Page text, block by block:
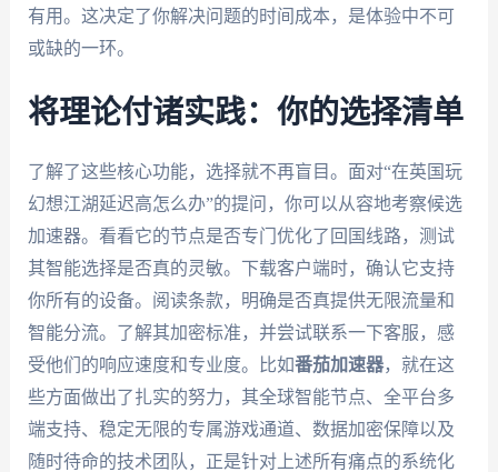
有用。这决定了你解决问题的时间成本，是体验中不可
或缺的一环。
将理论付诸实践：你的选择清单
了解了这些核心功能，选择就不再盲目。面对“在英国玩
幻想江湖延迟高怎么办”的提问，你可以从容地考察候选
加速器。看看它的节点是否专门优化了回国线路，测试
其智能选择是否真的灵敏。下载客户端时，确认它支持
你所有的设备。阅读条款，明确是否真提供无限流量和
智能分流。了解其加密标准，并尝试联系一下客服，感
受他们的响应速度和专业度。比如番茄加速器，就在这
些方面做出了扎实的努力，其全球智能节点、全平台多
端支持、稳定无限的专属游戏通道、数据加密保障以及
随时待命的技术团队，正是针对上述所有痛点的系统化